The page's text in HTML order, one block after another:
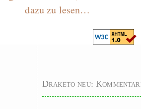
dazu zu lesen…
Graben-Neudorf,
West Germany
Draketo neu: